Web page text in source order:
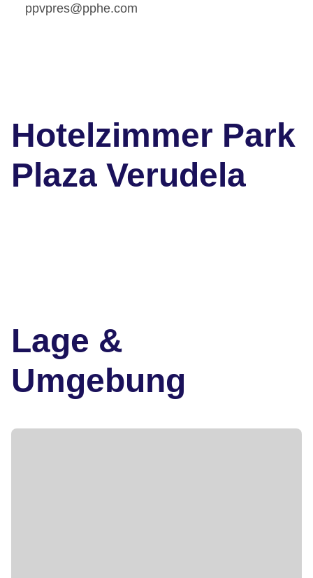
ppvpres@pphe.com
Hotelzimmer Park
Plaza Verudela
Lage &
Umgebung